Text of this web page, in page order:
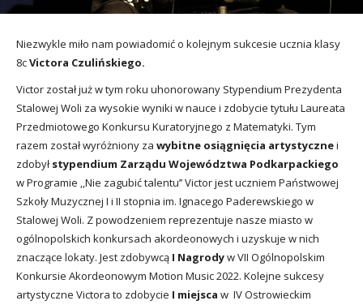
Niezwykle miło nam powiadomić o kolejnym sukcesie ucznia klasy
8cVictora Czulińskiego.
Victor został już w tym roku uhonorowany Stypendium Prezydenta
Stalowej Woli za wysokie wyniki w nauce i zdobycie tytułu Laureata
Przedmiotowego Konkursu Kuratoryjnego z Matematyki. Tym
razem został wyróżniony za wybitne osiągnięcia artystycznei
zdobyłstypendium Zarządu Województwa Podkarpackiego
w Programie ,,Nie zagubić talentu’’ Victor jest uczniem Państwowej
Szkoły Muzycznej I i II stopnia im. Ignacego Paderewskiego w
Stalowej Woli. Z powodzeniem reprezentuje nasze miasto w
ogólnopolskich konkursach akordeonowych i uzyskuje w nich
znaczące lokaty. Jest zdobywcą I Nagrodyw VII Ogólnopolskim
Konkursie Akordeonowym Motion Music 2022. Kolejne sukcesy
artystyczne Victora to zdobycie I miejsca w IV Ostrowieckim